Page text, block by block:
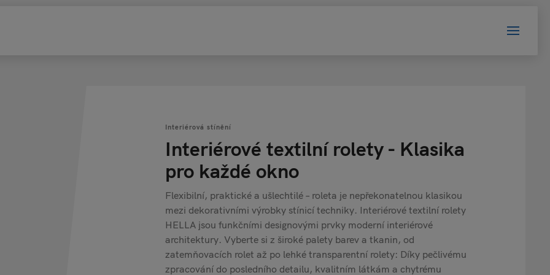
Interiérová stínění
Interiérové textilní rolety - Klasika
pro každé okno
Flexibilní, praktické a ušlechtilé – roleta je nepřekonatelnou klasikou
mezi dekorativními výrobky stínicí techniky. Interiérové textilní rolety
HELLA jsou funkčními designovými prvky moderní interiérové
architektury. Vyberte si z široké palety barev a tkanin, od
zatemňovacích rolet až po lehké transparentní rolety: Díky pečlivému
zpracování do posledního detailu, kvalitním látkám a chytrému